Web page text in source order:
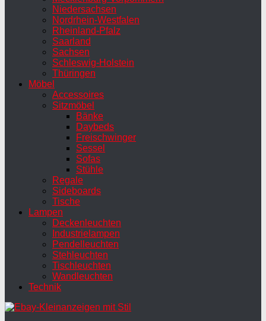
Niedersachsen
Nordrhein-Westfalen
Rheinland-Pfalz
Saarland
Sachsen
Schleswig-Holstein
Thüringen
Möbel
Accessoires
Sitzmöbel
Bänke
Daybeds
Freischwinger
Sessel
Sofas
Stühle
Regale
Sideboards
Tische
Lampen
Deckenleuchten
Industrielampen
Pendelleuchten
Stehleuchten
Tischleuchten
Wandleuchten
Technik